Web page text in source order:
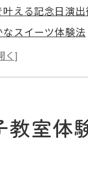
える記念日演
スイーツ体験法
子教室の選び方
ンお菓子教室
ツ作りの秘訣
族向けスイーツ
教室体